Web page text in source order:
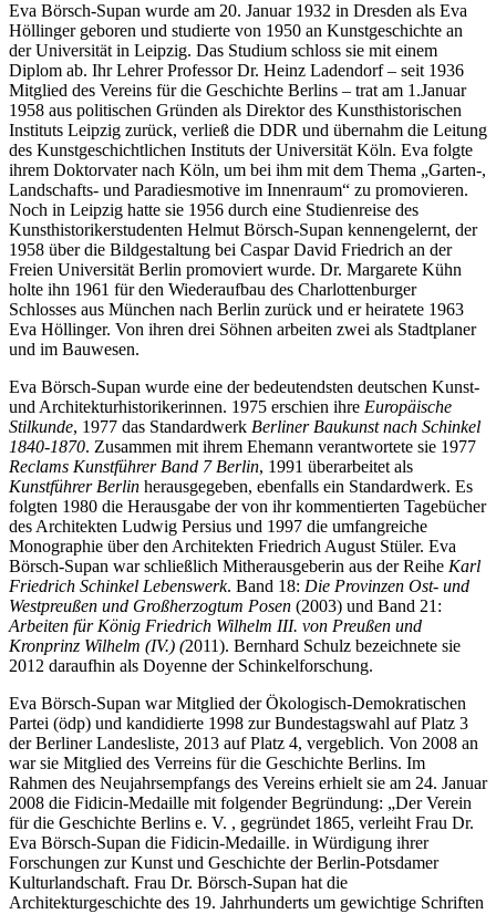
Eva Börsch-Supan wurde am 20. Januar 1932 in Dresden als Eva
Höllinger geboren und studierte von 1950 an Kunstgeschichte an
der Universität in Leipzig. Das Studium schloss sie mit einem
Diplom ab. Ihr Lehrer Professor Dr. Heinz Ladendorf – seit 1936
Mitglied des Vereins für die Geschichte Berlins – trat am 1.Januar
1958 aus politischen Gründen als Direktor des Kunsthistorischen
Instituts Leipzig zurück, verließ die DDR und übernahm die Leitung
des Kunstgeschichtlichen Instituts der Universität Köln. Eva folgte
ihrem Doktorvater nach Köln, um bei ihm mit dem Thema „Garten-,
Landschafts- und Paradiesmotive im Innenraum“ zu promovieren.
Noch in Leipzig hatte sie 1956 durch eine Studienreise des
Kunsthistorikerstudenten Helmut Börsch-Supan kennengelernt, der
1958 über die Bildgestaltung bei Caspar David Friedrich an der
Freien Universität Berlin promoviert wurde. Dr. Margarete Kühn
holte ihn 1961 für den Wiederaufbau des Charlottenburger
Schlosses aus München nach Berlin zurück und er heiratete 1963
Eva Höllinger. Von ihren drei Söhnen arbeiten zwei als Stadtplaner
und im Bauwesen.
Eva Börsch-Supan wurde eine der bedeutendsten deutschen Kunst-
und Architekturhistorikerinnen. 1975 erschien ihre Europäische
Stilkunde, 1977 das Standardwerk Berliner Baukunst nach Schinkel
1840-1870. Zusammen mit ihrem Ehemann verantwortete sie 1977
Reclams Kunstführer Band 7 Berlin, 1991 überarbeitet als
Kunstführer Berlin herausgegeben, ebenfalls ein Standardwerk. Es
folgten 1980 die Herausgabe der von ihr kommentierten Tagebücher
des Architekten Ludwig Persius und 1997 die umfangreiche
Monographie über den Architekten Friedrich August Stüler. Eva
Börsch-Supan war schließlich Mitherausgeberin aus der Reihe Karl
Friedrich Schinkel Lebenswerk. Band 18: Die Provinzen Ost- und
Westpreußen und Großherzogtum Posen (2003) und Band 21:
Arbeiten für König Friedrich Wilhelm III. von Preußen und
Kronprinz Wilhelm (IV.) (2011). Bernhard Schulz bezeichnete sie
2012 daraufhin als Doyenne der Schinkelforschung.
Eva Börsch-Supan war Mitglied der Ökologisch-Demokratischen
Partei (ödp) und kandidierte 1998 zur Bundestagswahl auf Platz 3
der Berliner Landesliste, 2013 auf Platz 4, vergeblich. Von 2008 an
war sie Mitglied des Verreins für die Geschichte Berlins. Im
Rahmen des Neujahrsempfangs des Vereins erhielt sie am 24. Januar
2008 die Fidicin-Medaille mit folgender Begründung: „Der Verein
für die Geschichte Berlins e. V. , gegründet 1865, verleiht Frau Dr.
Eva Börsch-Supan die Fidicin-Medaille. in Würdigung ihrer
Forschungen zur Kunst und Geschichte der Berlin-Potsdamer
Kulturlandschaft. Frau Dr. Börsch-Supan hat die
Architekturgeschichte des 19. Jahrhunderts um gewichtige Schriften